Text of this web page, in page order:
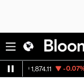
-0.07% Visa